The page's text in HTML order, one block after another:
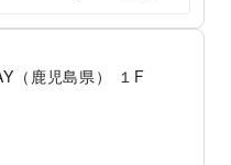
（鹿児島県） １F